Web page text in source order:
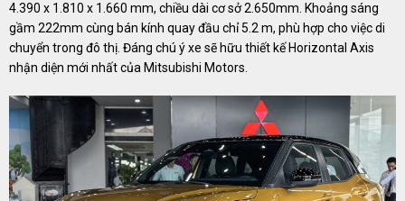
4.390 x 1.810 x 1.660 mm, chiều dài cơ sở 2.650mm. Khoảng sáng
gầm 222mm cùng bán kính quay đầu chỉ 5.2 m, phù hợp cho việc di
chuyển trong đô thị. Đáng chú ý xe sẽ hữu thiết kế Horizontal Axis
nhận diện mới nhất của Mitsubishi Motors.